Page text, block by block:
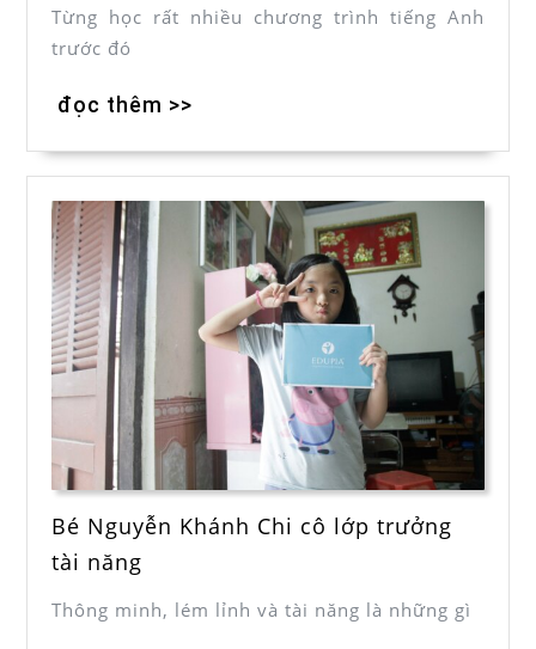
Từng học rất nhiều chương trình tiếng Anh
trước đó
đọc thêm >>
Bé Nguyễn Khánh Chi cô lớp trưởng
tài năng
Thông minh, lém lỉnh và tài năng là những gì